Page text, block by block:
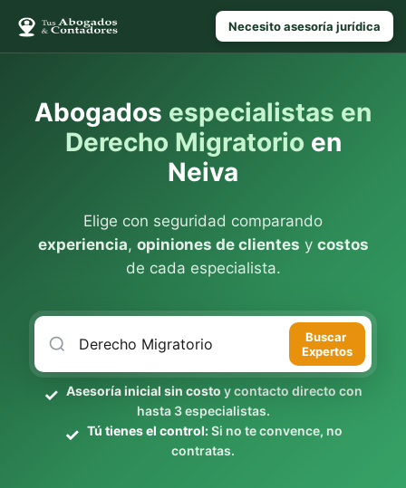
Necesito asesoría jurídica
Abogados especialistas en
Derecho Migratorio en
Neiva
Elige con seguridad comparando
experiencia, opiniones de clientes y costos
de cada especialista.
Buscar
Expertos
Asesoría inicial sin costo y contacto directo con
hasta 3 especialistas.
Tú tienes el control:Si no te convence, no
contratas.